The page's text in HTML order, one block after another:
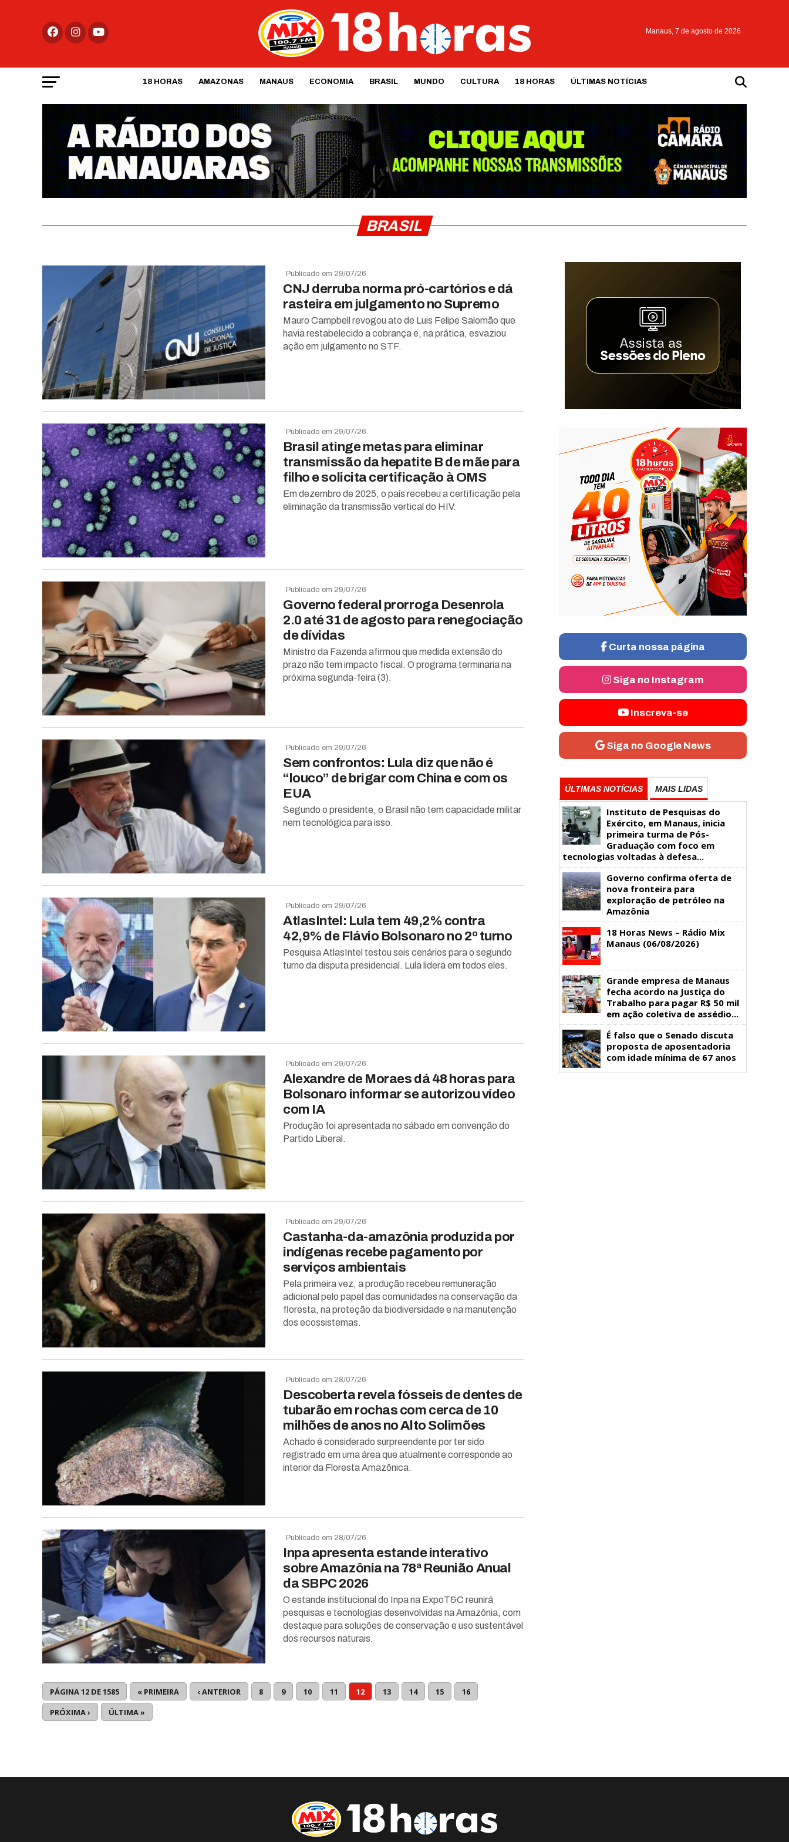
Manaus, 7 de agosto de 2026
18 HORAS AMAZONAS MANAUS ECONOMIA BRASIL MUNDO CULTURA 18 HORAS ÚLTIMAS NOTÍCIAS
BRASIL
Publicado em 29/07/26
CNJ derruba norma pró-cartórios e dá
rasteira em julgamento no Supremo
Mauro Campbell revogou ato de Luis Felipe Salomão que
havia restabelecido a cobrança e, na prática, esvaziou
ação em julgamento no STF.
Publicado em 29/07/26
Brasil atinge metas para eliminar
transmissão da hepatite B de mãe para
filho e solicita certificação à OMS
Em dezembro de 2025, o país recebeu a certificação pela
eliminação da transmissão vertical do HIV.
Publicado em 29/07/26
Governo federal prorroga Desenrola
2.0 até 31 de agosto para renegociação
de dívidas
Ministro da Fazenda afirmou que medida extensão do
prazo não tem impacto fiscal. O programa terminaria na
próxima segunda-feira (3).
Publicado em 29/07/26
Sem confrontos: Lula diz que não é
“louco” de brigar com China e com os
EUA
Segundo o presidente, o Brasil não tem capacidade militar
nem tecnológica para isso.
Publicado em 29/07/26
AtlasIntel: Lula tem 49,2% contra
42,9% de Flávio Bolsonaro no 2º turno
Pesquisa AtlasIntel testou seis cenários para o segundo
turno da disputa presidencial. Lula lidera em todos eles.
Publicado em 29/07/26
Alexandre de Moraes dá 48 horas para
Bolsonaro informar se autorizou vídeo
com IA
Produção foi apresentada no sábado em convenção do
Partido Liberal.
Publicado em 29/07/26
Castanha-da-amazônia produzida por
indígenas recebe pagamento por
serviços ambientais
Pela primeira vez, a produção recebeu remuneração
adicional pelo papel das comunidades na conservação da
floresta, na proteção da biodiversidade e na manutenção
dos ecossistemas.
Publicado em 28/07/26
Descoberta revela fósseis de dentes de
tubarão em rochas com cerca de 10
milhões de anos no Alto Solimões
Achado é considerado surpreendente por ter sido
registrado em uma área que atualmente corresponde ao
interior da Floresta Amazônica.
Publicado em 28/07/26
Inpa apresenta estande interativo
sobre Amazônia na 78ª Reunião Anual
da SBPC 2026
O estande institucional do Inpa na ExpoT&C reunirá
pesquisas e tecnologias desenvolvidas na Amazônia, com
destaque para soluções de conservação e uso sustentável
dos recursos naturais.
PÁGINA 12 DE 1585 « PRIMEIRA ‹ ANTERIOR 8 9 10 11 12 13 14 15
16
PRÓXIMA ›
ÚLTIMA »
Curta nossa página
Siga no Instagram
Inscreva-se
Siga no Google News
ÚLTIMAS NOTÍCIAS MAIS LIDAS
Instituto de Pesquisas do
Exército, em Manaus, inicia
primeira turma de Pós-
Graduação com foco em
tecnologias voltadas à defesa...
Governo confirma oferta de
nova fronteira para
exploração de petróleo na
Amazônia
18 Horas News​​​​​​​​​​​​ – Rádio Mix
Manaus (06/08/2026)
Grande empresa de Manaus
fecha acordo na Justiça do
Trabalho para pagar R$ 50 mil
em ação coletiva de assédio...
É falso que o Senado discuta
proposta de aposentadoria
com idade mínima de 67 anos